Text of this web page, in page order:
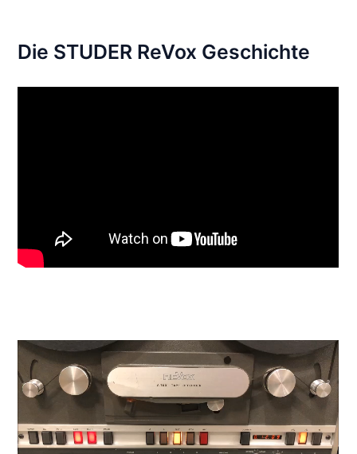
Die STUDER ReVox Geschichte